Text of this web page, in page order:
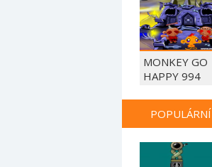
MONKEY GO
HAPPY 994